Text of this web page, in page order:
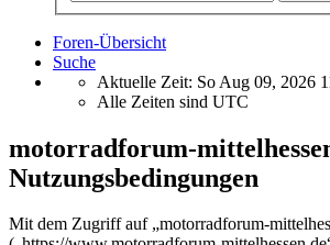
Foren-Übersicht
Suche
Aktuelle Zeit: So Aug 09, 2026
Alle Zeiten sind UTC
motorradforum-
Nutzungsbedingungen
Mit dem Zugriff auf „motorradforum-